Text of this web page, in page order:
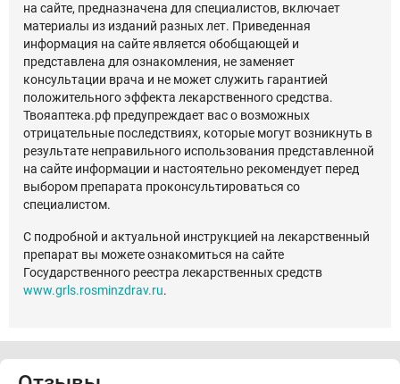
на сайте, предназначена для специалистов, включает
материалы из изданий разных лет. Приведенная
информация на сайте является обобщающей и
представлена для ознакомления, не заменяет
консультации врача и не может служить гарантией
положительного эффекта лекарственного средства.
Твояаптека.рф предупреждает вас о возможных
отрицательные последствиях, которые могут возникнуть в
результате неправильного использования представленной
на сайте информации и настоятельно рекомендует перед
выбором препарата проконсультироваться со
специалистом.
С подробной и актуальной инструкцией на лекарственный
препарат вы можете ознакомиться на сайте
Государственного реестра лекарственных средств
www.grls.rosminzdrav.ru.